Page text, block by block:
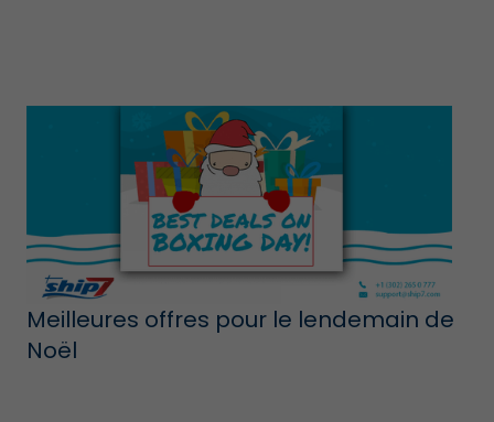
Meilleures offres pour le lendemain de
Noël